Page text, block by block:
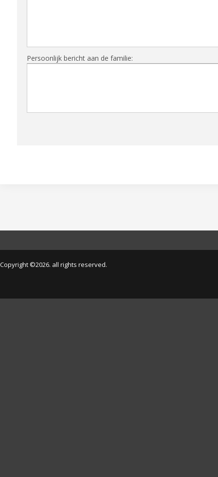
Persoonlijk bericht aan de familie:
Copyright ©2026. all rights reserved.